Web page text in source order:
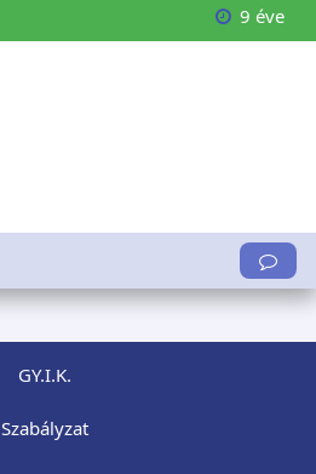
9 éve
GY.I.K.
Szabályzat